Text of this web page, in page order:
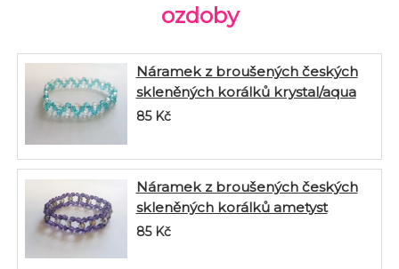
ozdoby
Náramek z broušených českých
skleněných korálků krystal/aqua
85 Kč
Náramek z broušených českých
skleněných korálků ametyst
85 Kč